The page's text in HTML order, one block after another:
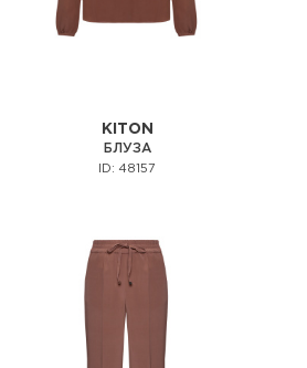
KITON
БЛУЗА
ID: 48157